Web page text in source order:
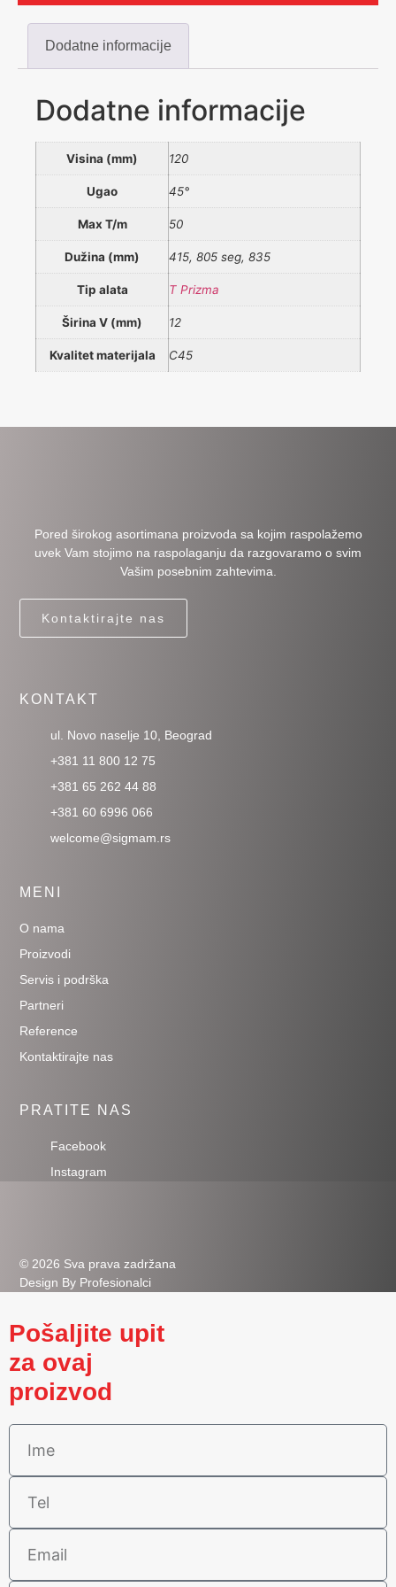
Dodatne informacije
Dodatne informacije
Visina (mm) 120
Ugao 45°
Max T/m 50
Dužina (mm) 415, 805 seg, 835
Tip alata T Prizma
Širina V (mm) 12
Kvalitet materijala C45
Pored širokog asortimana proizvoda sa kojim raspolažemo
uvek Vam stojimo na raspolaganju da razgovaramo o svim
Vašim posebnim zahtevima.
Kontaktirajte nas
KONTAKT
ul. Novo naselje 10, Beograd
+381 11 800 12 75
+381 65 262 44 88
+381 60 6996 066
welcome@sigmam.rs
MENI
O nama
Proizvodi
Servis i podrška
Partneri
Reference
Kontaktirajte nas
PRATITE NAS
Facebook
Instagram
© 2026 Sva prava zadržana
Design By Profesionalci
Pošaljite upit
za ovaj
proizvod